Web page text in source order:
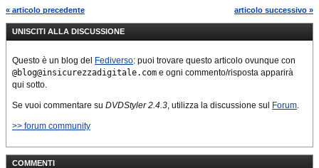
altri: X File Explorer 1.34,
Midnight Commander
4.8.1.7, script di backup
« articolo precedente articolo successivo »
UNISCITI ALLA DISCUSSIONE
Questo è un blog del Fediverso: puoi trovare questo articolo ovunque con
@blog@insicurezzadigitale.com e ogni commento/risposta apparirà
qui sotto.
Se vuoi commentare su DVDStyler 2.4.3 , utilizza la discussione sul Forum
>> forum community
COMMENTI